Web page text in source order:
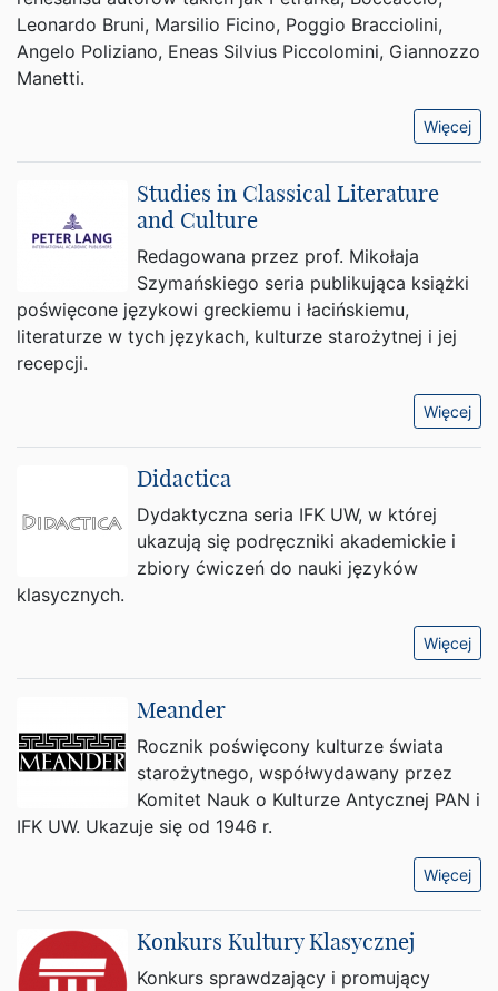
Leonardo Bruni, Marsilio Ficino, Poggio Bracciolini,
Angelo Poliziano, Eneas Silvius Piccolomini, Giannozzo
Manetti.
Więcej
Studies in Classical Literature
and Culture
Redagowana przez prof. Mikołaja
Szymańskiego seria publikująca książki
poświęcone językowi greckiemu i łacińskiemu,
literaturze w tych językach, kulturze starożytnej i jej
recepcji.
Więcej
Didactica
Dydaktyczna seria IFK UW, w której
ukazują się podręczniki akademickie i
zbiory ćwiczeń do nauki języków
klasycznych.
Więcej
Meander
Rocznik poświęcony kulturze świata
starożytnego, współwydawany przez
Komitet Nauk o Kulturze Antycznej PAN i
IFK UW. Ukazuje się od 1946 r.
Więcej
Konkurs Kultury Klasycznej
Konkurs sprawdzający i promujący